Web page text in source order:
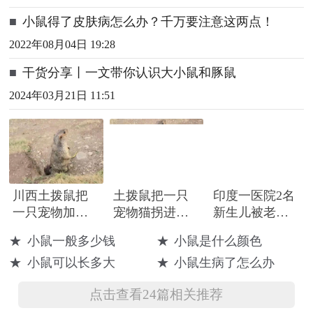
■ 小鼠得了皮肤病怎么办？千万要注意这两点！
2022年08月04日 19:28
■ 干货分享丨一文带你认识大小鼠和豚鼠
2024年03月21日 11:51
川西土拨鼠把
一只宠物加菲
土拨鼠把一只
宠物猫拐进
猫咪已找到并
归还
印度一医院2名
新生儿被老鼠
肩部
★ 小鼠一般多少钱 ★ 小鼠是什么颜色
★ 小鼠可以长多大 ★ 小鼠生病了怎么办
点击查看24篇相关推荐